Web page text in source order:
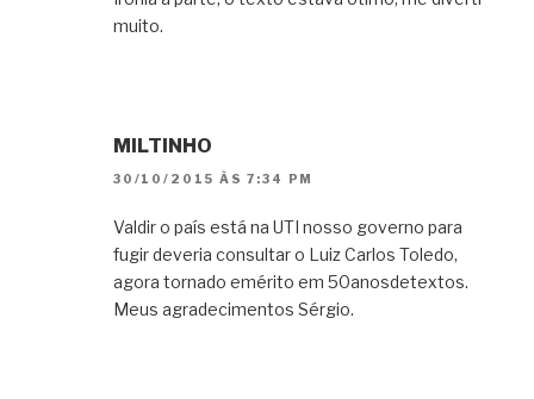
muito.
MILTINHO
30/10/2015 ÀS 7:34 PM
Valdir o país está na UTI nosso governo para
fugir deveria consultar o Luiz Carlos Toledo,
agora tornado emérito em 50anosdetextos.
Meus agradecimentos Sérgio.